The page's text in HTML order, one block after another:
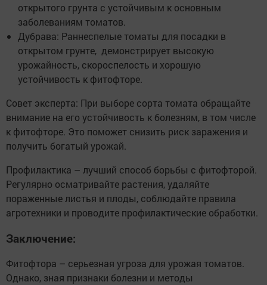
открытого грунта с устойчивым к основным
заболеваниям томатов.
Дубрава: Раннеспелые томаты для посадки в
открытом грунте, демонстрирует высокую
урожайность, скороспелость и хорошую
устойчивость к фитофторе.
Совет эксперта: При выборе сорта томата обращайте
внимание на его устойчивость к болезням, в том числе
к фитофторе. Это поможет снизить риск заражения и
получить богатый урожай.
Профилактика – лучший способ борьбы с фитофторой.
Регулярно осматривайте растения, удаляйте
пораженные листья и плоды, соблюдайте правила
агротехники и проводите профилактические обработки.
Заключение:
Фитофтора – серьезная угроза для урожая томатов.
Однако, зная признаки болезни и методы